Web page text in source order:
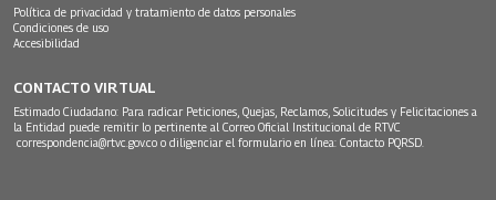
Política de privacidad y tratamiento de datos personales
Condiciones de uso
Accesibilidad
CONTACTO VIRTUAL
Estimado Ciudadano: Para radicar Peticiones, Quejas, Reclamos, Solicitudes y Felicitaciones a
la Entidad puede remitir lo pertinente al Correo Oficial Institucional de RTVC
correspondencia@rtvc.gov.co o diligenciar el formulario en línea: Contacto PQRSD.